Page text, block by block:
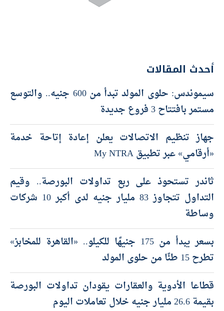
أحدث المقالات
سيموندس: حلوى المولد تبدأ من 600 جنيه.. والتوسع
مستمر بافتتاح 3 فروع جديدة
جهاز تنظيم الاتصالات يعلن إعادة إتاحة خدمة
«أرقامي» عبر تطبيق My NTRA
ثاندر تستحوذ على ربع تداولات البورصة.. وقيم
التداول تتجاوز 83 مليار جنيه لدى أكبر 10 شركات
وساطة
بسعر يبدأ من 175 جنيهًا للكيلو.. «القاهرة للمخابز»
تطرح 15 طنًا من حلوى المولد
قطاعا الأدوية والعقارات يقودان تداولات البورصة
بقيمة 26.6 مليار جنيه خلال تعاملات اليوم